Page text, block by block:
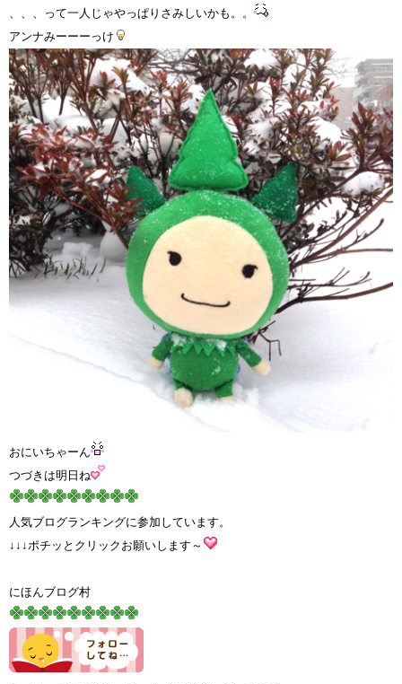
、、、って一人じゃやっぱりさみしいかも。。
アンナみーーーっけ
おにいちゃーん
つづきは明日ね
人気ブログランキングに参加しています。
↓↓↓ポチッとクリックお願いします～
にほんブログ村